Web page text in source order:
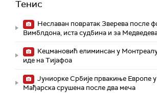
Тенис
Неславан повратак Зверева после
Вимблдона, иста судбина и за
Кецмановић елиминсан у
иде на Тијафоа
Јуниорке Србије првакиње Европе у
Мађарска срушена после два меча